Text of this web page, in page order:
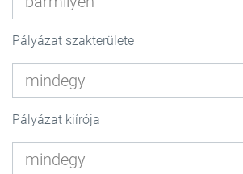
Pályázat szakterülete
Pályázat kiírója